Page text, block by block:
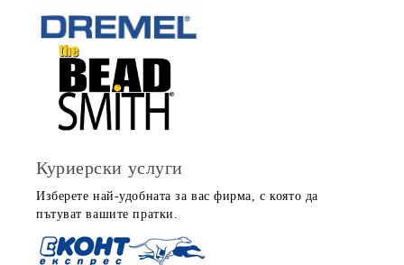
Куриерски услуги
Изберете най-удобната за вас фирма, с която да
пътуват вашите пратки.